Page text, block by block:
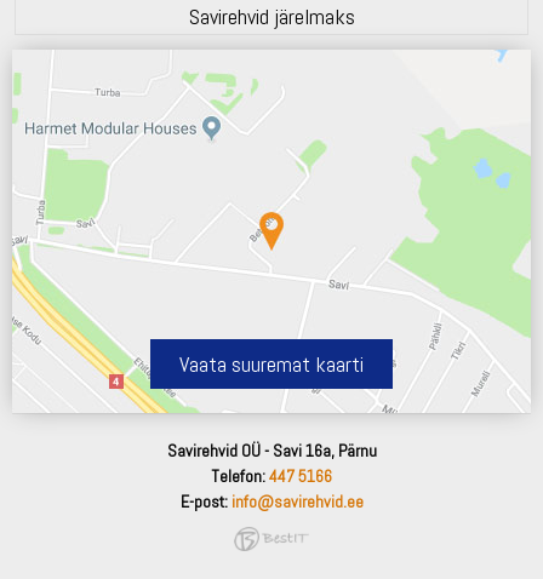
Savirehvid järelmaks
Vaata suuremat kaarti
Savirehvid OÜ - Savi 16a, Pärnu
Telefon:447 5166
E-post: info@savirehvid.ee